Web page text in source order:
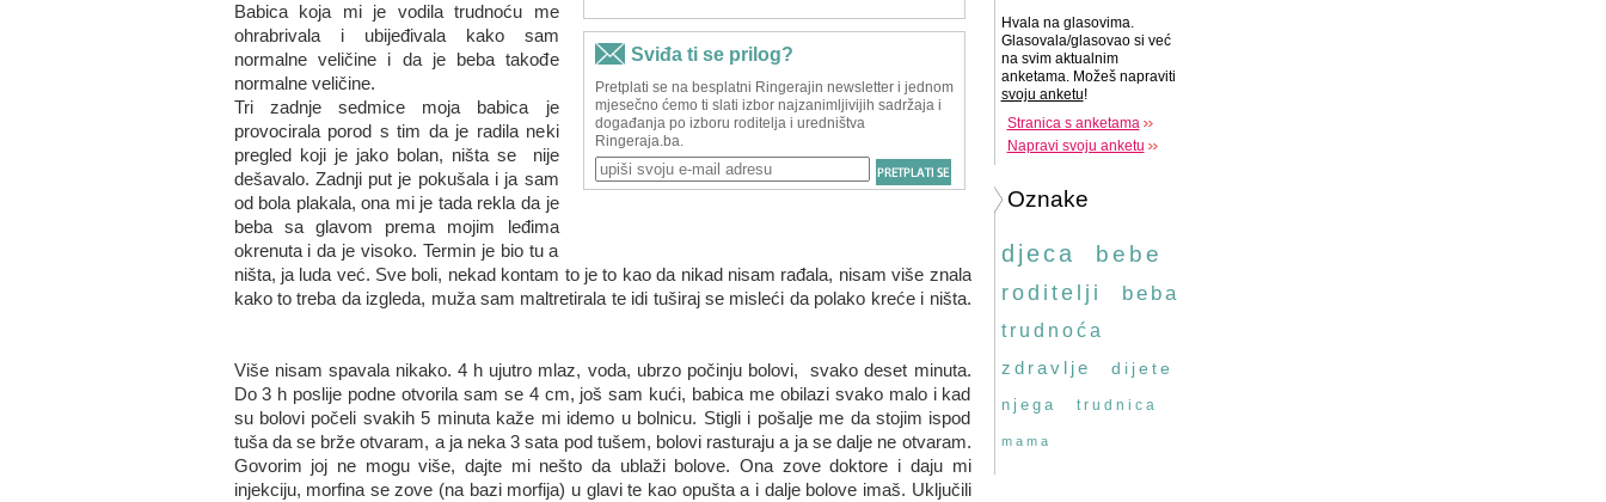
Babica koja mi je vodila trudnoću me
ohrabrivala i ubijeđivala kako sam
normalne veličine i da je beba takođe
normalne veličine.
Tri zadnje sedmice moja babica je
provocirala porod s tim da je radila neki
pregled koji je jako bolan, ništa se nije
dešavalo. Zadnji put je pokušala i ja sam
od bola plakala, ona mi je tada rekla da je
beba sa glavom prema mojim leđima
okrenuta i da je visoko. Termin je bio tu a
ništa, ja luda već. Sve boli, nekad kontam to je to kao da nikad nisam rađala, nisam više znala
kako to treba da izgleda, muža sam maltretirala te idi tuširaj se misleći da polako kreće i ništa.
Više nisam spavala nikako. 4 h ujutro mlaz, voda, ubrzo počinju bolovi, svako deset minuta.
Do 3 h poslije podne otvorila sam se 4 cm, još sam kući, babica me obilazi svako malo i kad
su bolovi počeli svakih 5 minuta kaže mi idemo u bolnicu. Stigli i pošalje me da stojim ispod
tuša da se brže otvaram, a ja neka 3 sata pod tušem, bolovi rasturaju a ja se dalje ne otvaram.
Govorim joj ne mogu više, dajte mi nešto da ublaži bolove. Ona zove doktore i daju mi
injekciju, morfina se zove (na bazi morfija) u glavi te kao opušta a i dalje bolove imaš. Uključili
Hvala na glasovima.
Glasovala/glasovao si već
na svim aktualnim
anketama. Možeš napraviti
svoju anketu!
Stranica s anketama
Napravi svoju anketu
Oznake
djeca bebe
roditelji beba
trudnoća
zdravlje
dijete
njega trudnica
mama